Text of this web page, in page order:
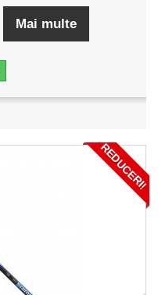
Mai multe
REDUCERI!